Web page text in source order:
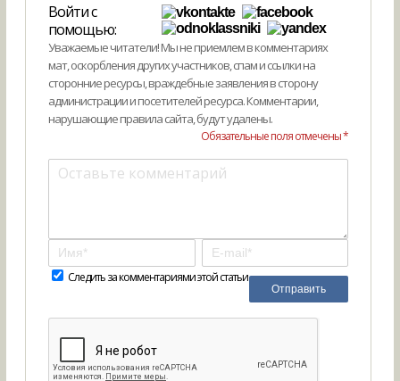
Войти с
помощью:
Уважаемые читатели! Мы не приемлем в комментариях
мат, оскорбления других участников, спам и ссылки на
сторонние ресурсы, враждебные заявления в сторону
администрации и посетителей ресурса. Комментарии,
нарушающие правила сайта, будут удалены.
Обязательные поля отмечены *
Следить за комментариями этой статьи